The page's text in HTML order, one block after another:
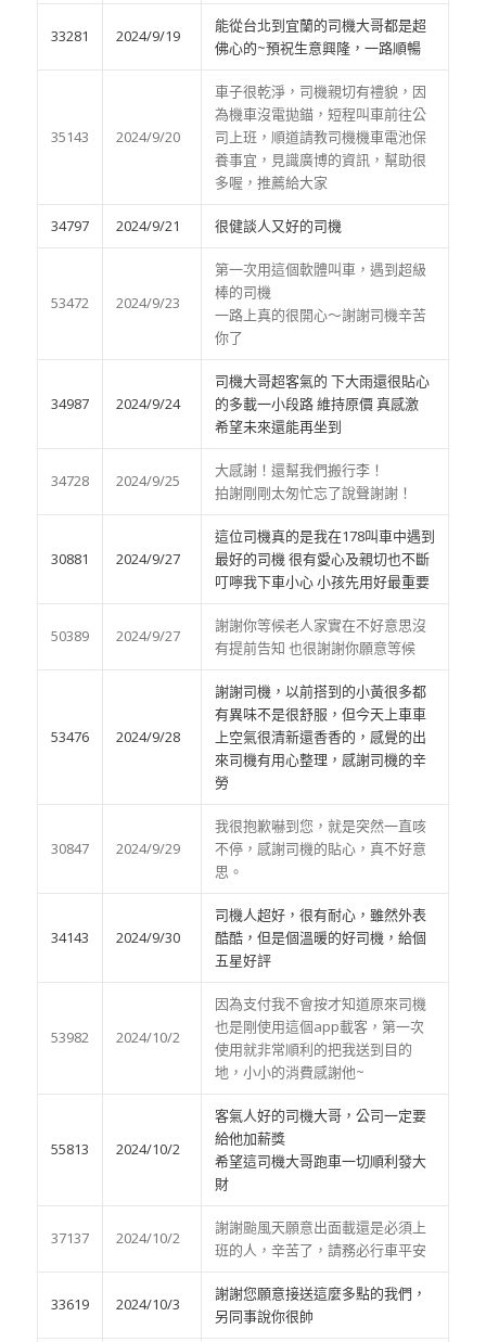
33281 2024/9/19
能從台北到宜蘭的司機大哥都是超
佛心的~預祝生意興隆，一路順暢
35143 2024/9/20
車子很乾淨，司機親切有禮貌，因
為機車沒電拋錨，短程叫車前往公
司上班，順道請教司機機車電池保
養事宜，見識廣博的資訊，幫助很
多喔，推薦給大家
34797 2024/9/21 很健談人又好的司機
53472 2024/9/23
第一次用這個軟體叫車，遇到超級
棒的司機
一路上真的很開心～謝謝司機辛苦
你了
34987 2024/9/24
司機大哥超客氣的 下大雨還很貼心
的多載一小段路 維持原價 真感激
希望未來還能再坐到
34728 2024/9/25
大感謝！還幫我們搬行李！
拍謝剛剛太匆忙忘了說聲謝謝！
30881 2024/9/27
這位司機真的是我在178叫車中遇到
最好的司機 很有愛心及親切也不斷
叮嚀我下車小心 小孩先用好最重要
50389 2024/9/27
謝謝你等候老人家實在不好意思沒
有提前告知 也很謝謝你願意等候
53476 2024/9/28
謝謝司機，以前搭到的小黃很多都
有異味不是很舒服，但今天上車車
上空氣很清新還香香的，感覺的出
來司機有用心整理，感謝司機的辛
勞
30847 2024/9/29
我很抱歉嚇到您，就是突然一直咳
不停，感謝司機的貼心，真不好意
思。
34143 2024/9/30
司機人超好，很有耐心，雖然外表
酷酷，但是個溫暖的好司機，給個
五星好評
53982 2024/10/2
因為支付我不會按才知道原來司機
也是剛使用這個app載客，第一次
使用就非常順利的把我送到目的
地，小小的消費感謝他~
55813 2024/10/2
客氣人好的司機大哥，公司一定要
給他加薪獎
希望這司機大哥跑車一切順利發大
財
37137 2024/10/2
謝謝颱風天願意出面載還是必須上
班的人，辛苦了，請務必行車平安
33619 2024/10/3
謝謝您願意接送這麼多點的我們，
另同事說你很帥